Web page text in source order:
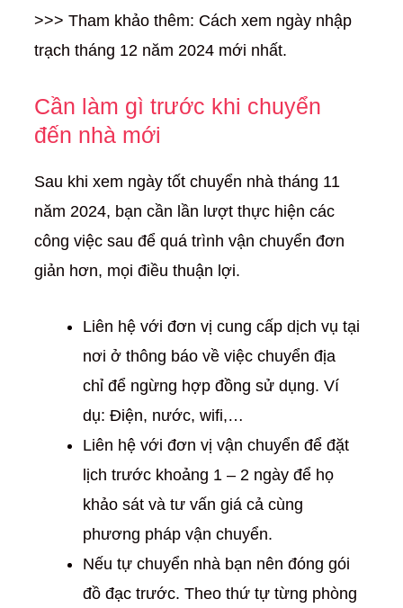
>>> Tham khảo thêm: Cách xem ngày nhập
trạch tháng 12 năm 2024 mới nhất.
Cần làm gì trước khi chuyển
đến nhà mới
Sau khi xem ngày tốt chuyển nhà tháng 11
năm 2024, bạn cần lần lượt thực hiện các
công việc sau để quá trình vận chuyển đơn
giản hơn, mọi điều thuận lợi.
Liên hệ với đơn vị cung cấp dịch vụ tại
nơi ở thông báo về việc chuyển địa
chỉ để ngừng hợp đồng sử dụng. Ví
dụ: Điện, nước, wifi,…
Liên hệ với đơn vị vận chuyển để đặt
lịch trước khoảng 1 – 2 ngày để họ
khảo sát và tư vấn giá cả cùng
phương pháp vận chuyển.
Nếu tự chuyển nhà bạn nên đóng gói
đồ đạc trước. Theo thứ tự từng phòng